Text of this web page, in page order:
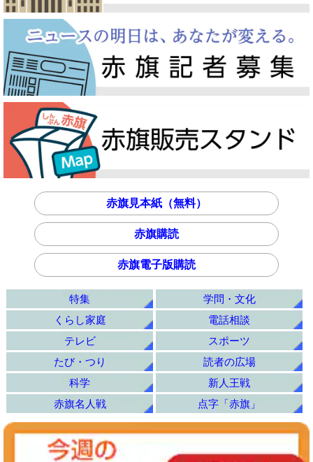
赤旗見本紙（無料）
赤旗購読
赤旗電子版購読
特集
学問・文化
くらし家庭
電話相談
テレビ
スポーツ
たび・つり
読者の広場
科学
新人王戦
赤旗名人戦
点字「赤旗」